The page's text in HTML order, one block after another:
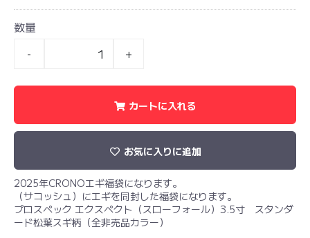
数量
- +
カートに入れる
お気に入りに追加
2025年CRONOエギ福袋になります。
（サコッシュ）にエギを同封した福袋になります。
プロスペック エクスペクト（スローフォール）3.5寸 スタンダ
ード松葉スギ柄（全非売品カラー）